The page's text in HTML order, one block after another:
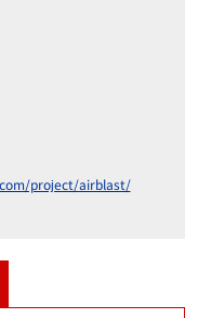
project/airblast/